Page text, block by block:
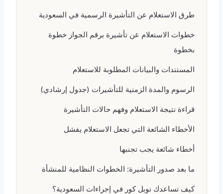
طرق الاستعلام عن التأشيرة الرسمية في السعودية
خطوات الاستعلام عن تأشيرة برقم الجواز خطوة
بخطوة
المستندات والبيانات المطلوبة للاستعلام
الرسوم والمدة الزمنية للتأشيرات (جدول إرشادي)
قراءة نتيجة الاستعلام وفهم حالات التأشيرة
الأخطاء الشائعة التي تجعل الاستعلام يفشل
أخطاء شائعة يجب تجنبها
ما بعد صدور التأشيرة: الخطوات النظامية للمنشأة
كيف تساعدك نوبل كور في إجراءات السعودية؟